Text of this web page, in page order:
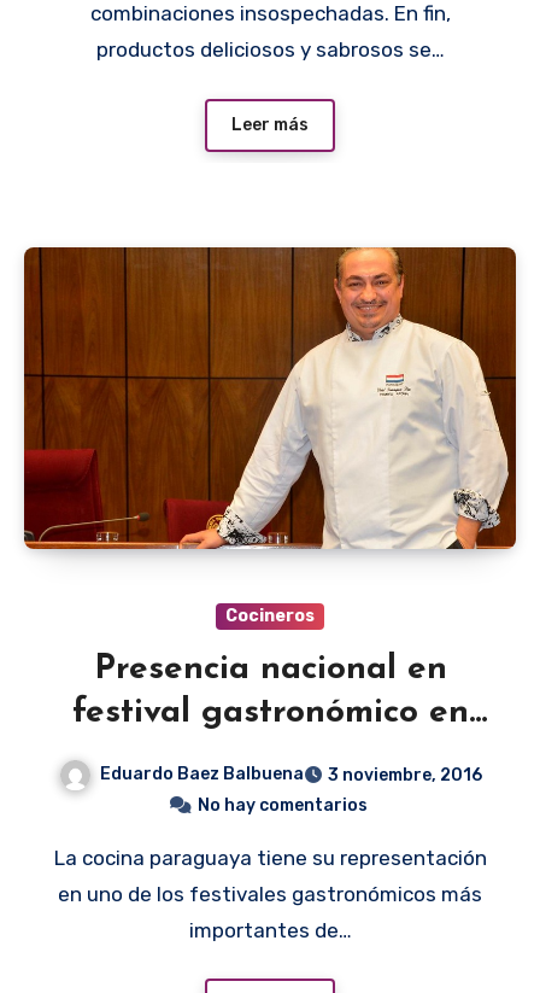
combinaciones insospechadas. En fin,
productos deliciosos y sabrosos se…
Leer más
Cocineros
Presencia nacional en
festival gastronómico en
Eduardo Baez Balbuena
3 noviembre, 2016
No hay comentarios
La cocina paraguaya tiene su representación
en uno de los festivales gastronómicos más
importantes de…